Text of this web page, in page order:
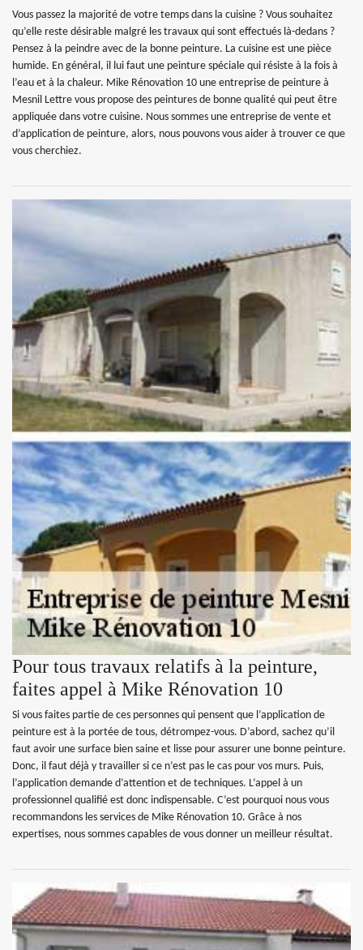
Vous passez la majorité de votre temps dans la cuisine ? Vous souhaitez
qu’elle reste désirable malgré les travaux qui sont effectués là-dedans ?
Pensez à la peindre avec de la bonne peinture. La cuisine est une pièce
humide. En général, il lui faut une peinture spéciale qui résiste à la fois à
l’eau et à la chaleur. Mike Rénovation 10 une entreprise de peinture à
Mesnil Lettre vous propose des peintures de bonne qualité qui peut être
appliquée dans votre cuisine. Nous sommes une entreprise de vente et
d’application de peinture, alors, nous pouvons vous aider à trouver ce que
vous cherchiez.
Pour tous travaux relatifs à la peinture,
faites appel à Mike Rénovation 10
Si vous faites partie de ces personnes qui pensent que l’application de
peinture est à la portée de tous, détrompez-vous. D’abord, sachez qu’il
faut avoir une surface bien saine et lisse pour assurer une bonne peinture.
Donc, il faut déjà y travailler si ce n’est pas le cas pour vos murs. Puis,
l’application demande d’attention et de techniques. L’appel à un
professionnel qualifié est donc indispensable. C’est pourquoi nous vous
recommandons les services de Mike Rénovation 10. Grâce à nos
expertises, nous sommes capables de vous donner un meilleur résultat.